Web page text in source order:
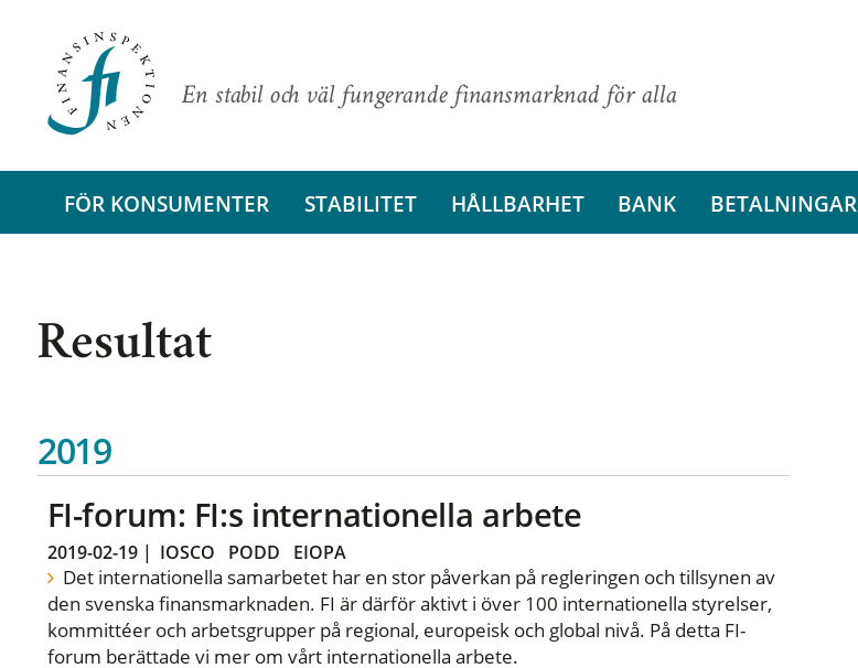
En stabil och väl fungerande finansmarknad för alla
FÖR KONSUMENTER STABILITET HÅLLBARHET BANK BETALNINGAR
Resultat
2019
FI-forum: FI:s internationella arbete
2019-02-19| IOSCO PODD EIOPA
Det internationella samarbetet har en stor påverkan på regleringen och tillsynen av
den svenska finansmarknaden. FI är därför aktivt i över 100 internationella styrelser,
kommittéer och arbetsgrupper på regional, europeisk och global nivå. På detta FI-
forum berättade vi mer om vårt internationella arbete.